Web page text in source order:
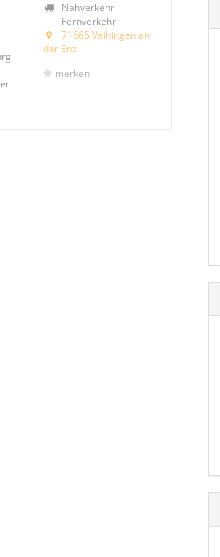
Nahverkehr
Fernverkehr
71665 Vaihingen an
der Enz
merken